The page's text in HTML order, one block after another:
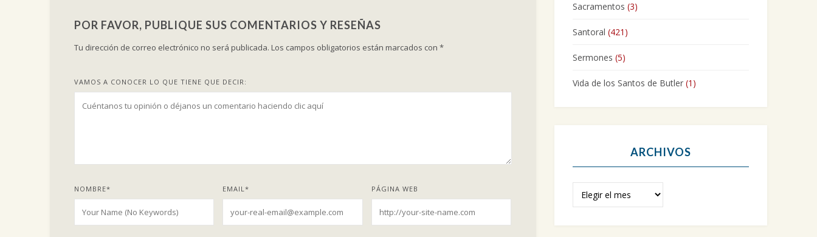
POR FAVOR, PUBLIQUE SUS COMENTARIOS Y RESEÑAS
Tu dirección de correo electrónico no será publicada. Los campos obligatorios están marcados con *
VAMOS A CONOCER LO QUE TIENE QUE DECIR:
NOMBRE* EMAIL* PÁGINA WEB
Sacramentos (3)
Santoral (421)
Sermones (5)
Vida de los Santos de Butler (1)
ARCHIVOS